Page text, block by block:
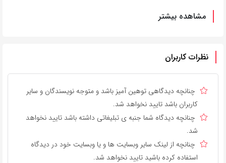
مشاهده بیشتر
نظرات کاربران
چنانچه دیدگاهی توهین آمیز باشد و متوجه نویسندگان و سایر
کاربران باشد تایید نخواهد شد.
چنانچه دیدگاه شما جنبه ی تبلیغاتی داشته باشد تایید نخواهد
شد.
چنانچه از لینک سایر وبسایت ها و یا وبسایت خود در دیدگاه
استفاده کرده باشید تایید نخواهد شد.